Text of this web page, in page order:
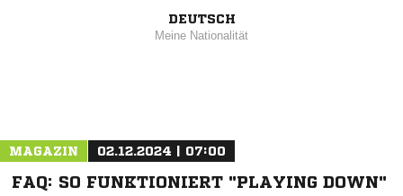
DEUTSCH
Meine Nationalität
MAGAZIN 02.12.2024 | 07:00
FAQ: SO FUNKTIONIERT "PLAYING DOWN"